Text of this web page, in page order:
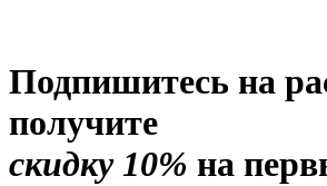
Подпишитесь на
получите
скидку 10% на